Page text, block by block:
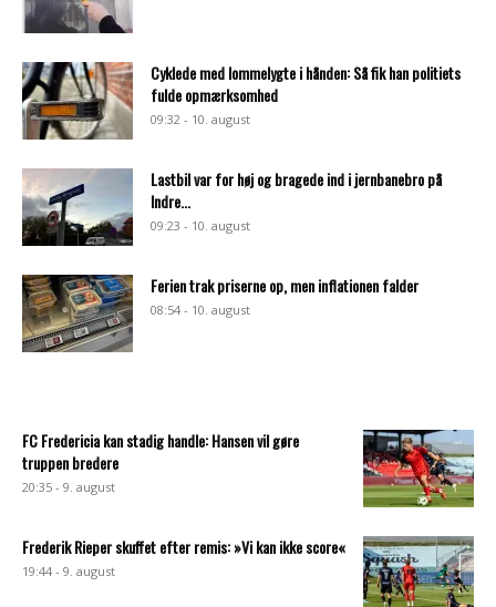
Cyklede med lommelygte i hånden: Så fik han politiets
fulde opmærksomhed
09:32 - 10. august
Lastbil var for høj og bragede ind i jernbanebro på
Indre...
09:23 - 10. august
Ferien trak priserne op, men inflationen falder
08:54 - 10. august
FC Fredericia kan stadig handle: Hansen vil gøre
truppen bredere
20:35 - 9. august
Frederik Rieper skuffet efter remis: »Vi kan ikke score«
19:44 - 9. august